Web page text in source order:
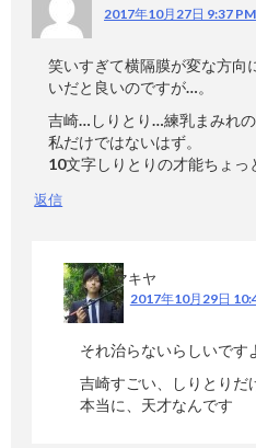
2017年10月27日 9:37 PM
笑いすぎて横隔膜が変な方向
いだと良いのですが…。
吉崎…しりとり…練乳まみれ
私だけではないはず。
10文字しりとりの才能ちょっ
返信
マキヤ
2017年10月29日
それ治らないらしいです
吉崎すごい、しりとりだ
本当に、天才なんです